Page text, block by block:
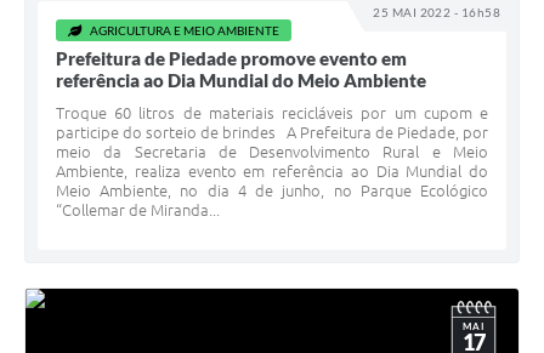
25 MAI 2022 - 16h58
AGRICULTURA E MEIO AMBIENTE
Prefeitura de Piedade promove evento em
referência ao Dia Mundial do Meio Ambiente
Troque 60 litros de materiais recicláveis por um cupom e
participe do sorteio de brindes A Prefeitura de Piedade, por
meio da Secretaria de Desenvolvimento Rural e Meio
Ambiente, realiza evento em referência ao Dia Mundial do
Meio Ambiente, no dia 4 de junho, no Parque Ecológico
“Collemar de Miranda...
MAI
17